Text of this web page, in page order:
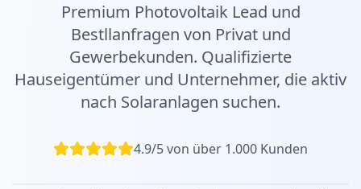
Premium Photovoltaik Lead und
Bestllanfragen von Privat und
Gewerbekunden. Qualifizierte
Hauseigentümer und Unternehmer, die aktiv
nach Solaranlagen suchen.
4.9/5 von über 1.000 Kunden